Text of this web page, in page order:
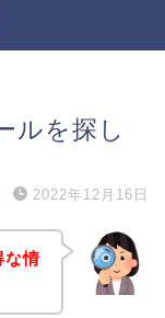
ルを探し
2022年12月16日
な情